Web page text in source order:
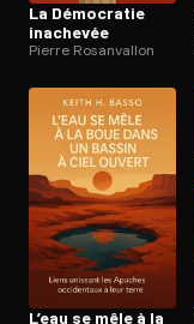
La Démocratie
inachevée
Pierre Rosanvallon
L’eau se mêle à la